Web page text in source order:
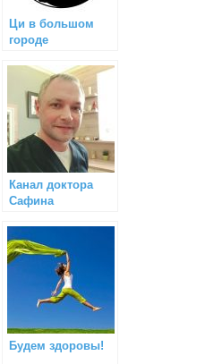
Ци в большом
городе
Канал доктора
Сафина
Будем здоровы!